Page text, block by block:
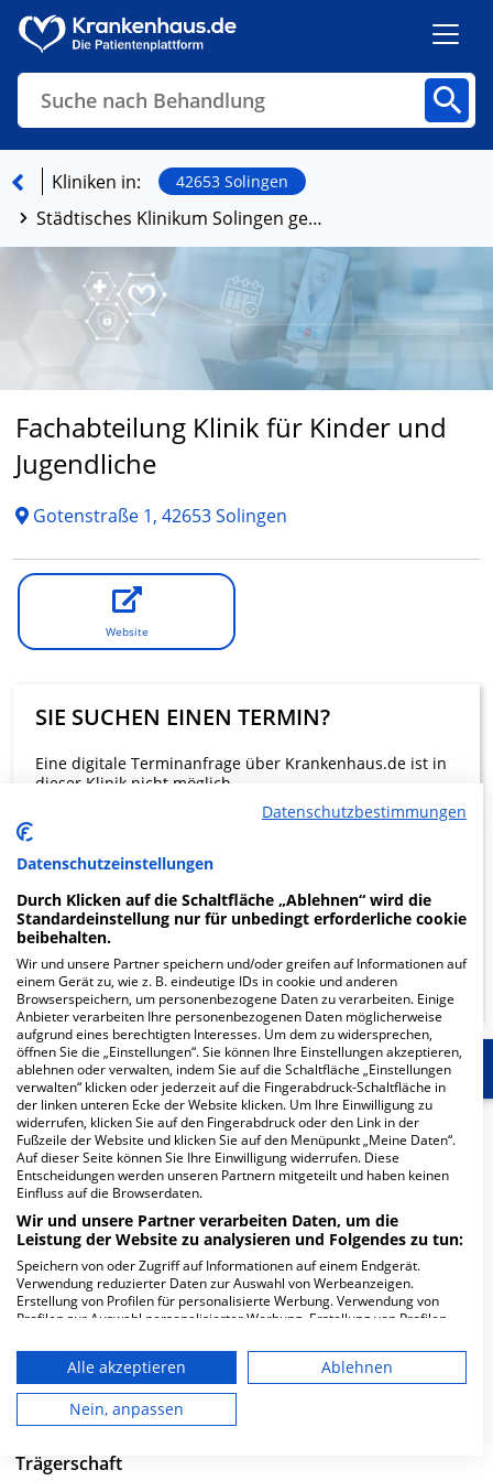
Suche nach Behandlung
Finden
Kliniken in: 42653 Solingen
Städtisches Klinikum Solingen gemeinnützige GmbH
Fachabteilung Klinik für Kinder und
Jugendliche
Gotenstraße 1, 42653 Solingen
Website
SIE SUCHEN EINEN TERMIN?
Eine digitale Terminanfrage über Krankenhaus.de ist in
dieser Klinik nicht möglich.
Beratung und Kontakt
KLINIKEN FINDEN
Start Für die Klinik Weitere Fachabteilungen
Herzlich Willkommen
Städtisches Klinikum Solingen gemeinnützige GmbH in
der Gotenstraße 1 ist ein großes Krankenhaus in
Solingen. Mit einer Kapazität von 658 Betten werden in
den spezialisierten Fachabteilungen pro Jahr etwa
24.746 medizinische Fälle behandelt und therapiert.
Besuchszeiten
0 bis 23 Uhr
Trägerschaft
Datenschutzbestimmungen
Datenschutzeinstellungen
Durch Klicken auf die Schaltfläche „Ablehnen“ wird die
Standardeinstellung nur für unbedingt erforderliche cookie
beibehalten.
Wir und unsere Partner speichern und/oder greifen auf Informationen auf
einem Gerät zu, wie z. B. eindeutige IDs in cookie und anderen
Browserspeichern, um personenbezogene Daten zu verarbeiten. Einige
Anbieter verarbeiten Ihre personenbezogenen Daten möglicherweise
aufgrund eines berechtigten Interesses. Um dem zu widersprechen,
öffnen Sie die „Einstellungen“. Sie können Ihre Einstellungen akzeptieren,
ablehnen oder verwalten, indem Sie auf die Schaltfläche „Einstellungen
verwalten“ klicken oder jederzeit auf die Fingerabdruck-Schaltfläche in
der linken unteren Ecke der Website klicken. Um Ihre Einwilligung zu
widerrufen, klicken Sie auf den Fingerabdruck oder den Link in der
Fußzeile der Website und klicken Sie auf den Menüpunkt „Meine Daten“.
Auf dieser Seite können Sie Ihre Einwilligung widerrufen. Diese
Entscheidungen werden unseren Partnern mitgeteilt und haben keinen
Einfluss auf die Browserdaten.
Wir und unsere Partner verarbeiten Daten, um die
Leistung der Website zu analysieren und Folgendes zu tun:
Speichern von oder Zugriff auf Informationen auf einem Endgerät.
Verwendung reduzierter Daten zur Auswahl von Werbeanzeigen.
Erstellung von Profilen für personalisierte Werbung. Verwendung von
Profilen zur Auswahl personalisierter Werbung. Erstellung von Profilen
personalisierter Inhalte. Messung der Werbeleistung. Messung der
Performance von Inhalten. Analyse von Zielgruppen durch Statistiken
oder Kombinationen von Daten aus verschiedenen Quellen. Entwicklung
und Verbesserung der Angebote. Verwendung reduzierter Daten zur
Auswahl von Inhalten.
die USA gesendet werden.
Alle akzeptieren
Ablehnen
Nein, anpassen